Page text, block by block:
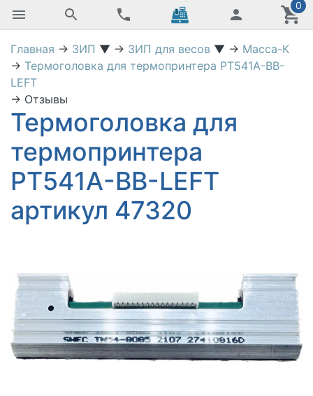
0
Главная → ЗИП ▼ → ЗИП для весов ▼ → Масса-К
→ Термоголовка для термопринтера PT541A-BB-
LEFT
→ Отзывы
Термоголовка для
термопринтера
PT541A-BB-LEFT
артикул 47320